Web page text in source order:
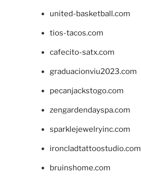
united-basketball.com
tios-tacos.com
cafecito-satx.com
graduacionviu2023.com
pecanjackstogo.com
zengardendayspa.com
sparklejewelryinc.com
ironcladtattoostudio.com
bruinshome.com